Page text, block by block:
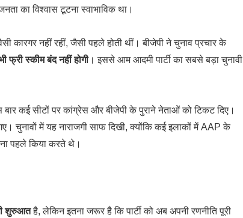
का विश्वास टूटना स्वाभाविक था।
कारगर नहीं रहीं, जैसी पहले होती थीं। बीजेपी ने चुनाव प्रचार के
फ्री स्कीम बंद नहीं होगी। इससे आम आदमी पार्टी का सबसे बड़ा चुनावी
कई सीटों पर कांग्रेस और बीजेपी के पुराने नेताओं को टिकट दिए।
गए। चुनावों में यह नाराजगी साफ दिखी, क्योंकि कई इलाकों में AAP के
पहले किया करते थे।
शुरुआतहै, लेकिन इतना जरूर है कि पार्टी को अब अपनी रणनीति पूरी